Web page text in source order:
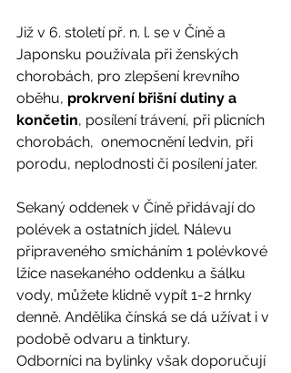
Již v 6. století př. n. l. se v Číně a
Japonsku používala při ženských
chorobách, pro zlepšení krevního
oběhu, prokrvení břišní dutiny a
končetin, posílení trávení, při plicních
chorobách,  onemocnění ledvin, při
porodu, neplodnosti či posílení jater.
Sekaný oddenek v Číně přidávají do
polévek a ostatních jídel. Nálevu
připraveného smícháním 1 polévkové
lžíce nasekaného oddenku a šálku
vody, můžete klidně vypít 1-2 hrnky
denně. Andělika čínská se dá užívat i v
podobě odvaru a tinktury.
Odborníci na bylinky však doporučují